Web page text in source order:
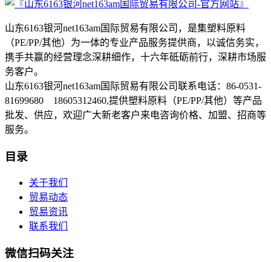
山东6163银河net163am国际贸易有限公司，是集塑料原料
（PE/PP/其他）为一体的专业产品服务提供商，以诚信务实，
携手共赢的经营理念深耕细作，十六年砥砺前行，深耕市场服
务客户。
山东6163银河net163am国际贸易有限公司联系电话：86-0531-
81699680 18605312460,提供塑料原料（PE/PP/其他）等产品
批发、供应，欢迎广大新老客户来电咨询价格、加盟、招商等
服务。
目录
关于我们
贸易动态
贸易资讯
联系我们
微信扫码关注